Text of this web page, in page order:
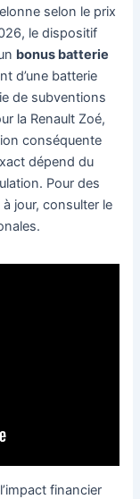
selon le prix
le dispositif
bonus batterie
d’une batterie
de subventions
la Renault Zoé,
conséquente
dépend du
Pour des
jour, consulter le
financier